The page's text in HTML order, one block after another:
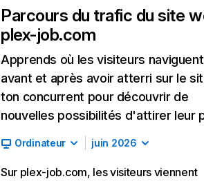
Parcours du trafic du site
plex-job.com
Apprends où les visiteurs naviguent
avant et après avoir atterri sur le
ton concurrent pour découvrir de
nouvelles possibilités d'attirer leur
Ordinateur juin 2026
Sur plex-job.com, les visiteurs viennent